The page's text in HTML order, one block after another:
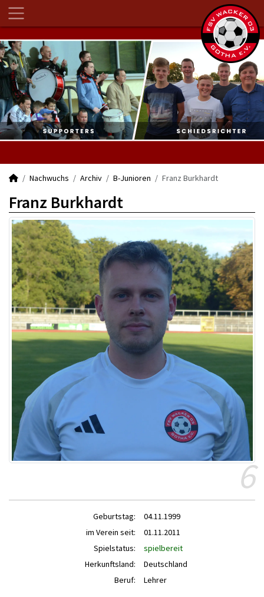
Nachwuchs Archiv B-Junioren Franz Burkhardt
Franz Burkhardt
6
Geburtstag:
04.11.1999
im Verein seit:
01.11.2011
Spielstatus:
spielbereit
Herkunftsland:
Deutschland
Beruf:
Lehrer